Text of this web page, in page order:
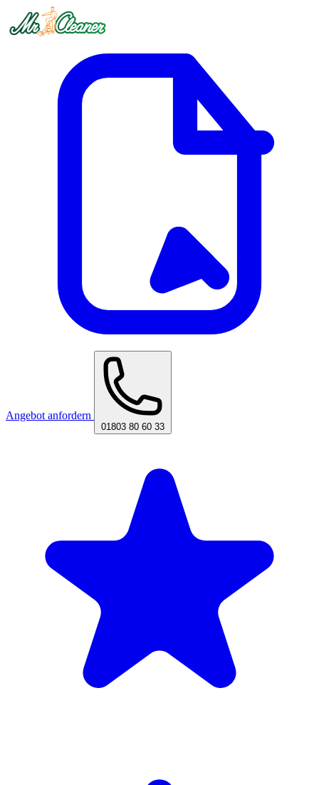
Angebot anfordern
01803 80 60 33